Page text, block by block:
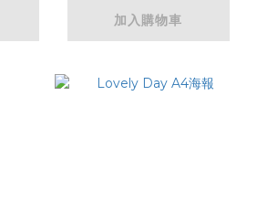
加入購物車